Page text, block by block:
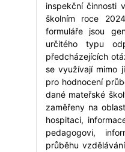
inspekční činnosti
školním roce
formuláře jsou
určitého typu
předcházejících
se využívají mimo
pro hodnocení
dané mateřské
zaměřeny na
hospitaci,
pedagogovi,
průběhu